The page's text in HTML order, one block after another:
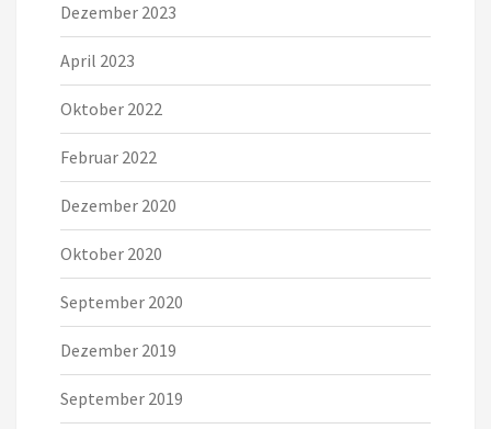
Dezember 2023
April 2023
Oktober 2022
Februar 2022
Dezember 2020
Oktober 2020
September 2020
Dezember 2019
September 2019